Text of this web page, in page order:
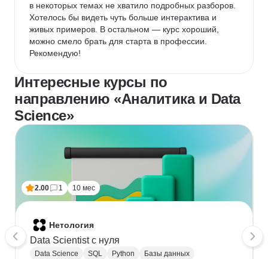
в некоторых темах не хватило подробных разборов.
Хотелось бы видеть чуть больше интерактива и
живых примеров. В остальном — курс хороший,
можно смело брать для старта в профессии.
Рекомендую!
Интересные курсы по
направлению «Аналитика и Data
Science»
2.00 1 10 мес
Нетология
Data Scientist с нуля
Data Science SQL Python
Базы данных